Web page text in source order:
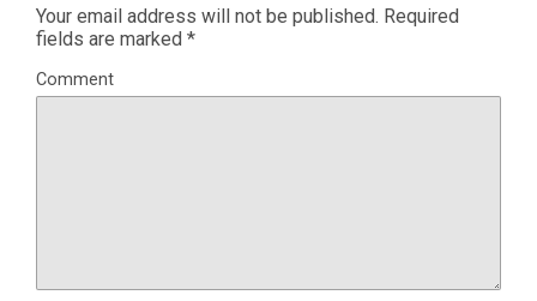
Your email address will not be published. Required
fields are marked *
Comment